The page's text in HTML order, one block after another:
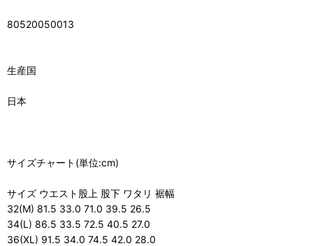
80520050013
生産国
日本
サイズチャート(単位:cm)
サイズ ウエスト股上 股下 ワタリ 裾幅
32(M) 81.5 33.0 71.0 39.5 26.5
34(L) 86.5 33.5 72.5 40.5 27.0
36(XL) 91.5 34.0 74.5 42.0 28.0